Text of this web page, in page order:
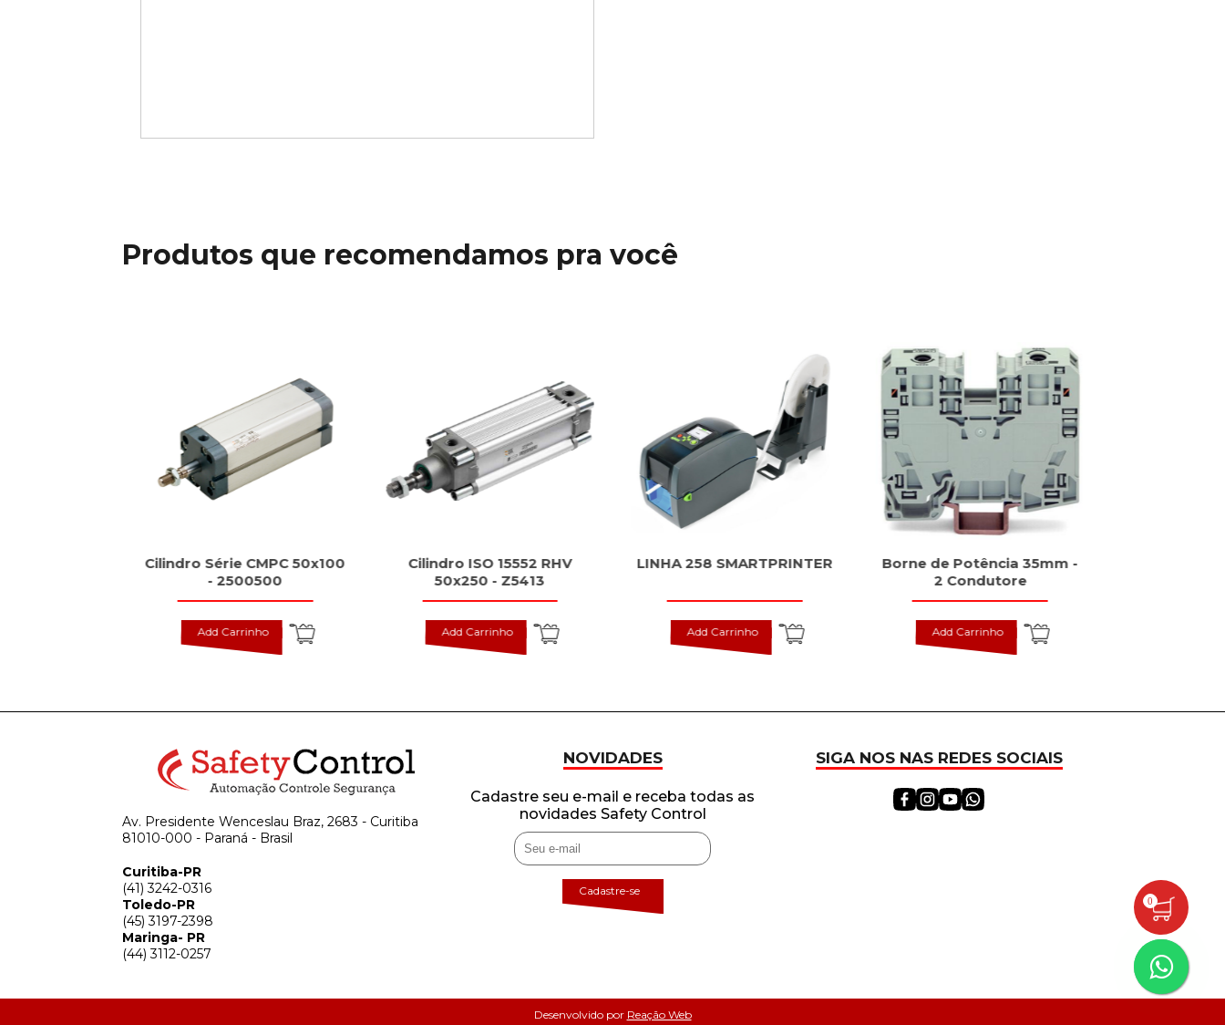
Produtos que recomendamos pra você
Cilindro Série CMPC 50x100
- 2500500
Add Carrinho
Cilindro ISO 15552 RHV
50x250 - Z5413
Add Carrinho
LINHA 258 SMARTPRINTER
Add Carrinho
Borne de Potência 35mm -
2 Condutore
Add Carrinho
Av. Presidente Wenceslau Braz, 2683 - Curitiba
81010-000 - Paraná - Brasil
Curitiba-PR
(41) 3242-0316
Toledo-PR
(45) 3197-2398
Maringa- PR
(44) 3112-0257
NOVIDADES
Cadastre seu e-mail e receba todas as
novidades Safety Control
Cadastre-se
SIGA NOS NAS REDES SOCIAIS
Desenvolvido por Reação Web
0